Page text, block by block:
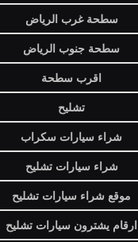
سطحة غرب الرياض
سطحة جنوب الرياض
اقرب سطحة
تشليح
شراء سيارات سكراب
شراء سيارات تشليح
موقع شراء سيارات تشليح
ارقام يشترون سيارات تشليح